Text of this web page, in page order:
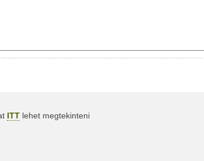
ITT lehet megtekinteni